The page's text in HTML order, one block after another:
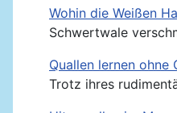
Wohin die Weißen
Schwertwale
Quallen lernen ohne
Trotz ihres